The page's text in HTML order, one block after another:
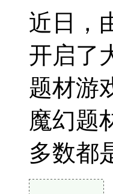
近日，
开启了
题材游
魔幻题
多数都